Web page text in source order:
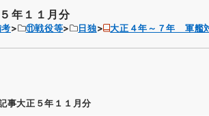
年１１月分
⑪戦役等 日独 大正４年～７年 軍
事大正５年１１月分